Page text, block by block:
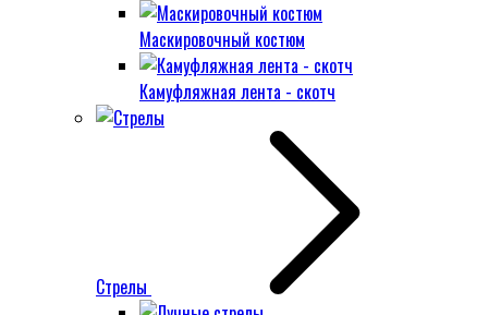
Маскировочный костюм
Камуфляжная лента - скотч
Стрелы